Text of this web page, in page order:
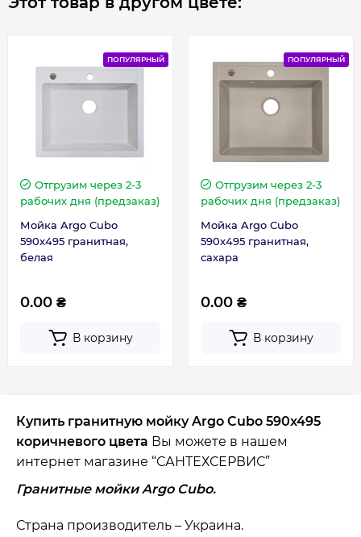
ПОПУЛЯРНЫЙ
Отгрузим через 2-3
рабочих дня (предзаказ)
Мойка Argo Cubo
590x495 гранитная,
белая
0.00 ₴
В корзину
ПОПУЛЯРНЫЙ
Отгрузим через 2-3
рабочих дня (предзаказ)
Мойка Argo Cubo
590x495 гранитная,
сахара
0.00 ₴
В корзину
Купить гранитную мойку Argo Cubo 590x495
коричневого цвета Вы можете в нашем
интернет магазине “САНТЕХСЕРВИС”
Гранитные мойки Argo Cubo.
Страна производитель – Украина.